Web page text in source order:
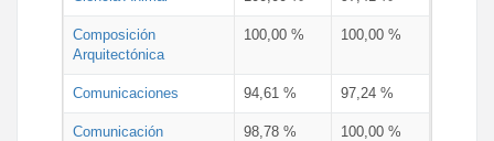
Composición
Arquitectónica
100,00 % 100,00 %
Comunicaciones 94,61 % 97,24 %
Comunicación
98,78 % 100,00 %